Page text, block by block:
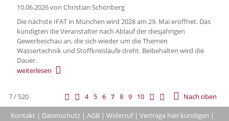
10.06.2026von Christian Schönberg
Die nächste IFAT in München wird 2028 am 29. Mai eröffnet. Das
kündigten die Veranstalter nach Ablauf der diesjährigen
Gewerbeschau an, die sich wieder um die Themen
Wassertechnik und Stoffkreisläufe dreht. Beibehalten wird die
Dauer.
weiterlesen
7 / 520 4 5 6 7 8 9 10 Nach oben
Kontakt | Datenschutz | AGB | Widerruf| Verträge hier kündigen |